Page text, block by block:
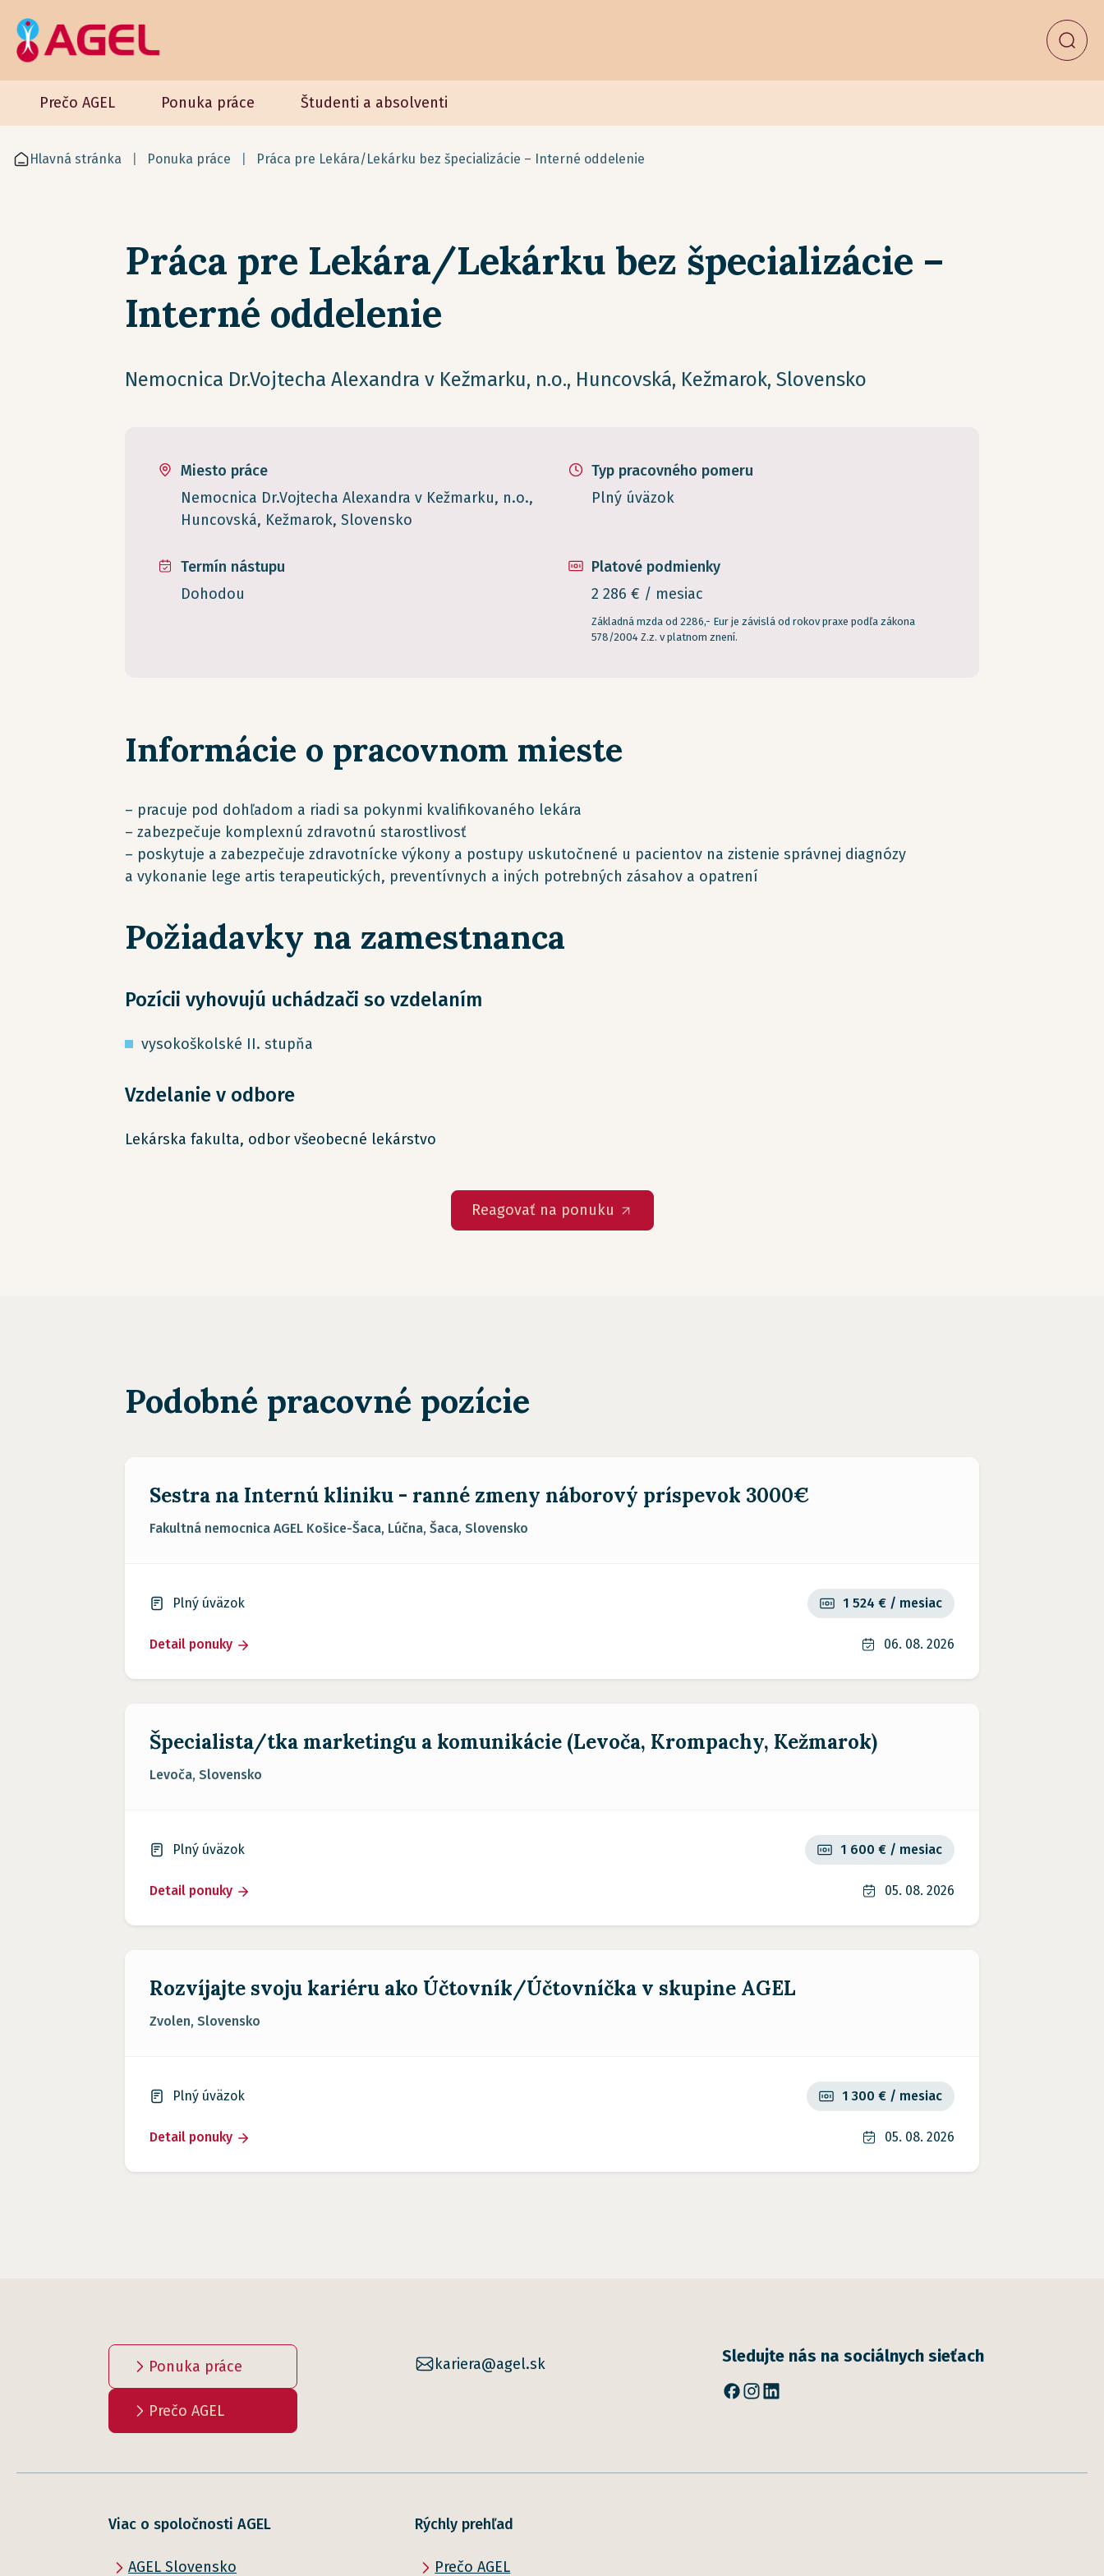
Prečo AGEL Ponuka práce Študenti a absolventi
Hlavná stránka Ponuka práce Práca pre Lekára/Lekárku bez špecializácie – Interné oddelenie
Práca pre Lekára/Lekárku bez špecializácie –
Interné oddelenie
Nemocnica Dr.Vojtecha Alexandra v Kežmarku, n.o., Huncovská, Kežmarok, Slovensko
Miesto práce
Nemocnica Dr.Vojtecha Alexandra v Kežmarku, n.o.,
Huncovská, Kežmarok, Slovensko
Typ pracovného pomeru
Plný úväzok
Termín nástupu
Dohodou
Platové podmienky
2 286 € / mesiac
Základná mzda od 2286,- Eur je závislá od rokov praxe podľa zákona
578/2004 Z.z. v platnom znení.
Informácie o pracovnom mieste
– pracuje pod dohľadom a riadi sa pokynmi kvalifikovaného lekára
– zabezpečuje komplexnú zdravotnú starostlivosť
– poskytuje a zabezpečuje zdravotnícke výkony a postupy uskutočnené u pacientov na zistenie správnej diagnózy
a vykonanie lege artis terapeutických, preventívnych a iných potrebných zásahov a opatrení
Požiadavky na zamestnanca
Pozícii vyhovujú uchádzači so vzdelaním
vysokoškolské II. stupňa
Vzdelanie v odbore
Lekárska fakulta, odbor všeobecné lekárstvo
Reagovať na ponuku
Podobné pracovné pozície
Sestra na Internú kliniku - ranné zmeny náborový príspevok 3000€
Fakultná nemocnica AGEL Košice-Šaca, Lúčna, Šaca, Slovensko
Plný úväzok 1 524 € / mesiac
Detail ponuky 06. 08. 2026
Špecialista/tka marketingu a komunikácie (Levoča, Krompachy, Kežmarok)
Levoča, Slovensko
Plný úväzok 1 600 € / mesiac
Detail ponuky 05. 08. 2026
Rozvíjajte svoju kariéru ako Účtovník/Účtovníčka v skupine AGEL
Zvolen, Slovensko
Plný úväzok 1 300 € / mesiac
Detail ponuky 05. 08. 2026
Ponuka práce
Prečo AGEL
kariera@agel.sk Sledujte nás na sociálnych sieťach
Viac o spoločnosti AGEL
AGEL Slovensko
Rýchly prehľad
Prečo AGEL